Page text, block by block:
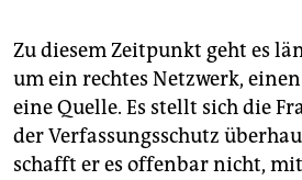
Zu diesem Zeitpunkt geht es
um ein rechtes Netzwerk,
eine Quelle. Es stellt sich die
der Verfassungsschutz
schafft er es offenbar nicht,